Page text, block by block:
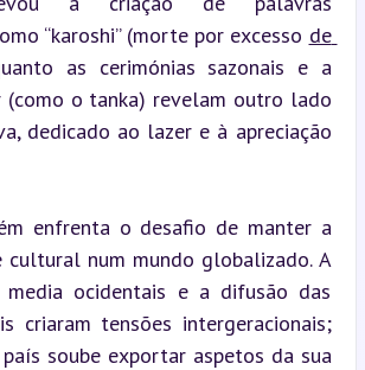
“karoshi” (morte por excesso de
as cerimónias sazonais e a
(como o tanka) revelam outro lado
dedicado ao lazer e à apreciação
enfrenta o desafio de manter a
cultural num mundo globalizado. A
media ocidentais e a difusão das
criaram tensões intergeracionais;
soube exportar aspetos da sua